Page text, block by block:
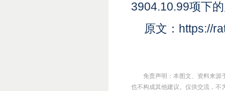
3904.10.99项下
原文：https://
免责声明：本图文、资料来源
也不构成其他建议。仅供交流，